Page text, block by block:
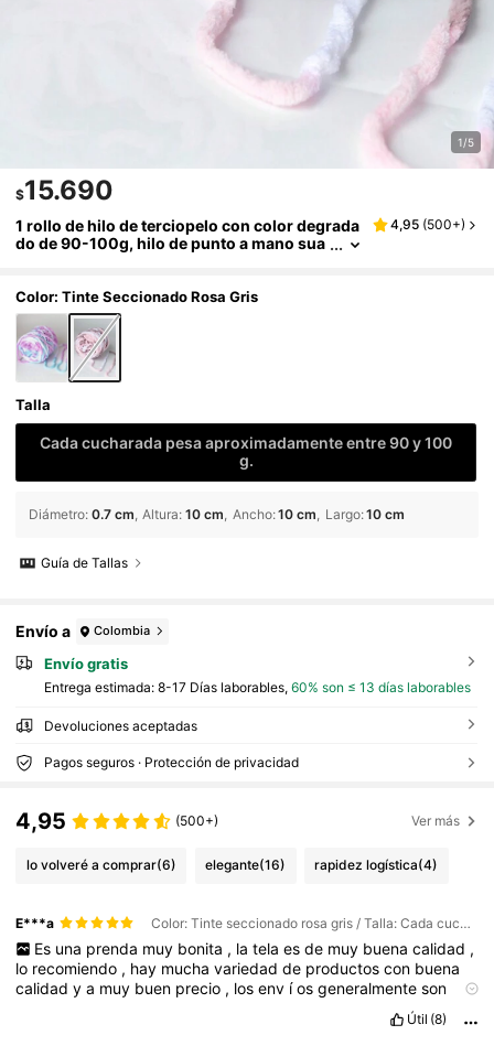
1/5
$15.690
1 rollo de hilo de terciopelo con color degrada
do de 90-100g, hilo de punto a mano sua
4,95 (500+)
Color: Tinte Seccionado Rosa Gris
Talla
Cada cucharada pesa aproximadamente entre 90 y 100
g.
Diámetro: 0.7 cm Altura: 10 cm Ancho:10 cm Largo:10 cm
Guía de Tallas
Envío a Colombia
Envío gratis
Entrega estimada: 8-17 Días laborables, 60% son ≤ 13 días laborables
Devoluciones aceptadas
Pagos seguros · Protección de privacidad
4,95 (500+) Ver más
lo volveré a comprar(6) elegante(16) rapidez logística(4)
E***a Color: Tinte seccionado rosa gris / Talla: Cada cucharada pesa aproximadamente entre 90 y 100 g.
Es una prenda muy bonita , la tela es de muy buena calidad ,
lo recomiendo , hay muchavariedadde productoscon buena
calidadya muy buen precio , losenv íosgeneralmenteson
Útil (8)